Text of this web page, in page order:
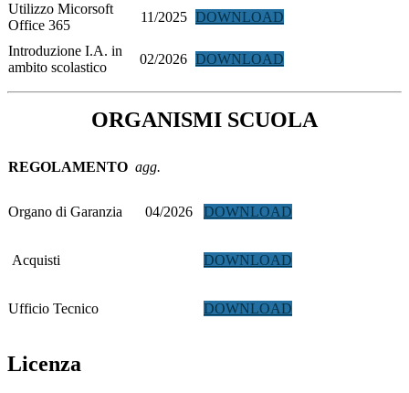
Utilizzo Micorsoft
Office 365
11/2025 DOWNLOAD
Introduzione I.A. in
ambito scolastico
02/2026 DOWNLOAD
ORGANISMI SCUOLA
REGOLAMENTO agg.
Organo di Garanzia 04/2026 DOWNLOAD
Acquisti DOWNLOAD
Ufficio Tecnico DOWNLOAD
Licenza